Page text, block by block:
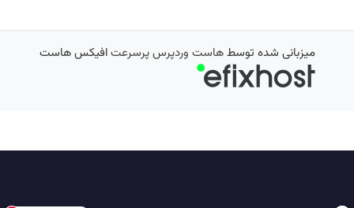
میزبانی شده توسطهاست وردپرس پرسرعتافیکس هاست